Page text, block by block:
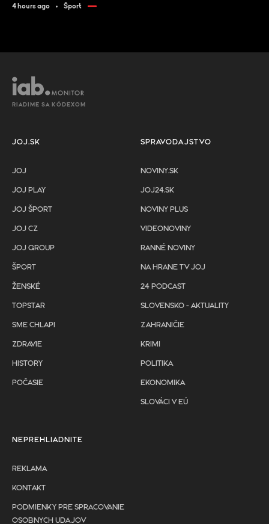
4 hours ago Šport
RIADIME SA KÓDEXOM
JOJ.SK
JOJ
JOJ PLAY
JOJ ŠPORT
JOJ CZ
JOJ GROUP
ŠPORT
ŽENSKÉ
TOPSTAR
SME CHLAPI
ZDRAVIE
HISTORY
POČASIE
SPRAVODAJSTVO
NOVINY.SK
JOJ24.SK
NOVINY PLUS
VIDEONOVINY
RANNÉ NOVINY
NA HRANE TV JOJ
24 PODCAST
SLOVENSKO - AKTUALITY
ZAHRANIČIE
KRIMI
POLITIKA
EKONOMIKA
SLOVÁCI V EÚ
NEPREHLIADNITE
REKLAMA
KONTAKT
PODMIENKY PRE SPRACOVANIE
OSOBNYCH UDAJOV